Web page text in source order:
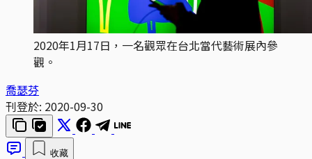
2020年1月17日，一名觀眾在台北當代藝術展內參
觀。
喬瑟芬
刊登於: 2020-09-30
收藏